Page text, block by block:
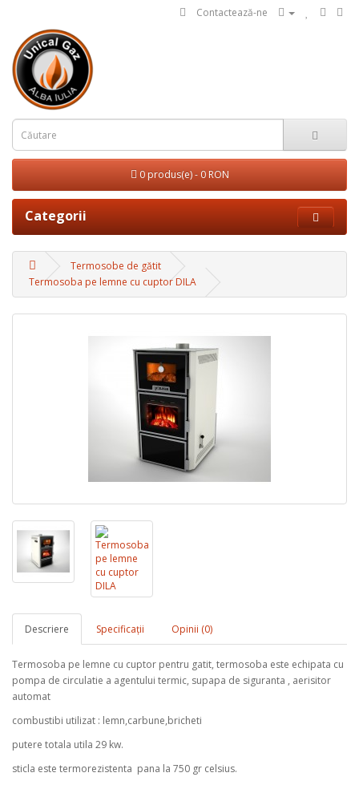
Contactează-ne
0 produs(e) - 0 RON
Categorii
Termosobe de gătit
Termosoba pe lemne cu cuptor DILA
Descriere Specificaţii Opinii (0)
Termosoba pe lemne cu cuptor pentru gatit, termosoba este echipata cu
pompa de circulatie a agentului termic, supapa de siguranta , aerisitor
automat
combustibi utilizat : lemn,carbune,bricheti
putere totala utila 29 kw.
sticla este termorezistenta pana la 750 gr celsius.